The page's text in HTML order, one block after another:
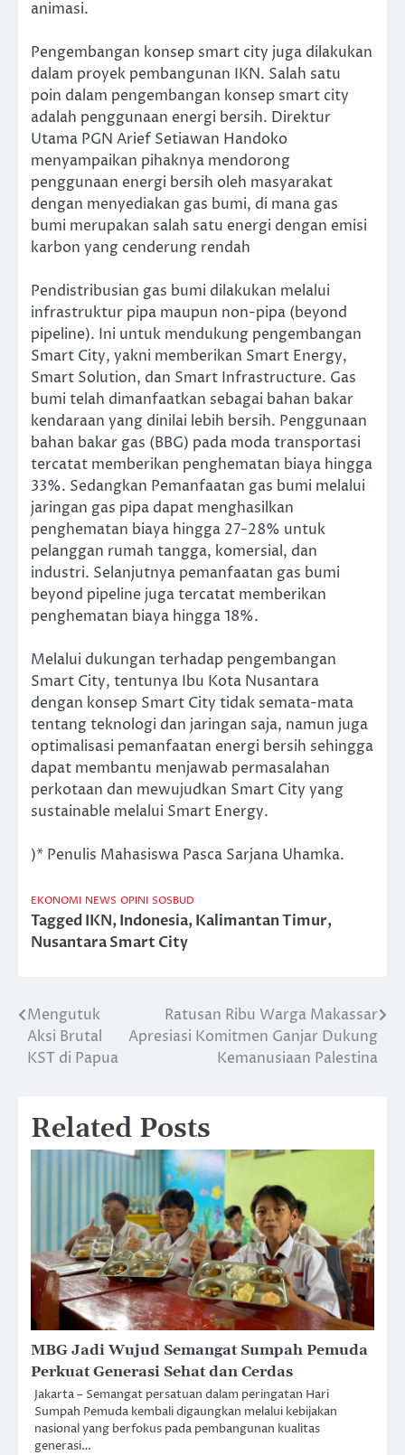
animasi.
Pengembangan konsep smart city juga dilakukan
dalam proyek pembangunan IKN. Salah satu
poin dalam pengembangan konsep smart city
adalah penggunaan energi bersih. Direktur
Utama PGN Arief Setiawan Handoko
menyampaikan pihaknya mendorong
penggunaan energi bersih oleh masyarakat
dengan menyediakan gas bumi, di mana gas
bumi merupakan salah satu energi dengan emisi
karbon yang cenderung rendah
Pendistribusian gas bumi dilakukan melalui
infrastruktur pipa maupun non-pipa (beyond
pipeline). Ini untuk mendukung pengembangan
Smart City, yakni memberikan Smart Energy,
Smart Solution, dan Smart Infrastructure. Gas
bumi telah dimanfaatkan sebagai bahan bakar
kendaraan yang dinilai lebih bersih. Penggunaan
bahan bakar gas (BBG) pada moda transportasi
tercatat memberikan penghematan biaya hingga
33%. Sedangkan Pemanfaatan gas bumi melalui
jaringan gas pipa dapat menghasilkan
penghematan biaya hingga 27-28% untuk
pelanggan rumah tangga, komersial, dan
industri. Selanjutnya pemanfaatan gas bumi
beyond pipeline juga tercatat memberikan
penghematan biaya hingga 18%.
Melalui dukungan terhadap pengembangan
Smart City, tentunya Ibu Kota Nusantara
dengan konsep Smart City tidak semata-mata
tentang teknologi dan jaringan saja, namun juga
optimalisasi pemanfaatan energi bersih sehingga
dapat membantu menjawab permasalahan
perkotaan dan mewujudkan Smart City yang
sustainable melalui Smart Energy.
)* Penulis Mahasiswa Pasca Sarjana Uhamka.
EKONOMI NEWS OPINI SOSBUD
TaggedIKN,Indonesia,Kalimantan Timur,
Nusantara Smart City
Post
navigation
Mengutuk
Aksi Brutal
KST di Papua
Ratusan Ribu Warga Makassar
Apresiasi Komitmen Ganjar Dukung
Kemanusiaan Palestina
Related Posts
MBG Jadi Wujud Semangat Sumpah Pemuda
Perkuat Generasi Sehat dan Cerdas
Jakarta – Semangat persatuan dalam peringatan Hari
Sumpah Pemuda kembali digaungkan melalui kebijakan
nasional yang berfokus pada pembangunan kualitas
generasi…